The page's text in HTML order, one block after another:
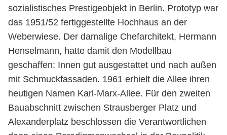
sozialistisches Prestigeobjekt in Berlin. Prototyp war
das 1951/52 fertiggestellte Hochhaus an der
Weberwiese. Der damalige Chefarchitekt, Hermann
Henselmann, hatte damit den Modellbau
geschaffen: Innen gut ausgestattet und nach außen
mit Schmuckfassaden. 1961 erhielt die Allee ihren
heutigen Namen Karl-Marx-Allee. Für den zweiten
Bauabschnitt zwischen Strausberger Platz und
Alexanderplatz beschlossen die Verantwortlichen